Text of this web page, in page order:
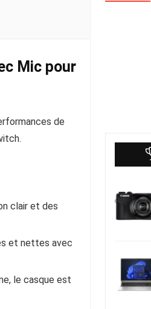
Mic pour
de
clair et des
et nettes avec
le casque est